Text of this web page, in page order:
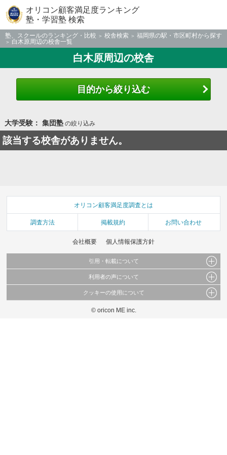
オリコン顧客満足度ランキング
塾・学習塾 検索
塾、スクールのランキング・比較 校舎検索
福岡県の駅・市区町村から探す
白木原周辺の校舎一覧
白木原周辺の校舎
目的から絞り込む
大学受験： 集団塾の絞り込み
該当する校舎がありません。
オリコン顧客満足度調査とは
調査方法 掲載規約 お問い合わせ
会社概要 個人情報保護方針
引用・転載について
当サイトで公開されている情報（文字、写真、イラスト、画像データ等）及びこれらの配
これらの情報を権利者の許可なく無断転載・複製などの二次利用を行うことは固く禁じて
利用者の声について
当サイトに掲載している内容はすべてサービスの利用者が提出された見解・感想です。
弊社の見解・ 意見ではないことをご理解いただいた上でご覧ください。
クッキーの使用について
このサイトでは Cookie を使用して、ユーザーに合わせたコンテンツや広告の表示、ソー
© oricon ME inc.